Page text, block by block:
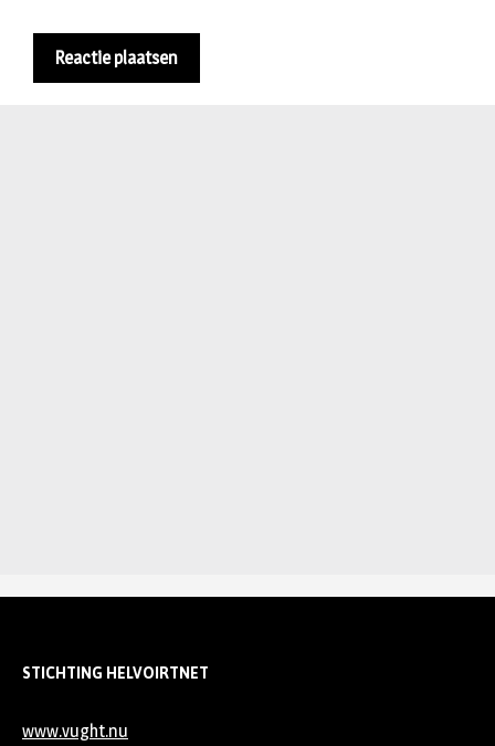
STICHTING HELVOIRTNET
www.vught.nu